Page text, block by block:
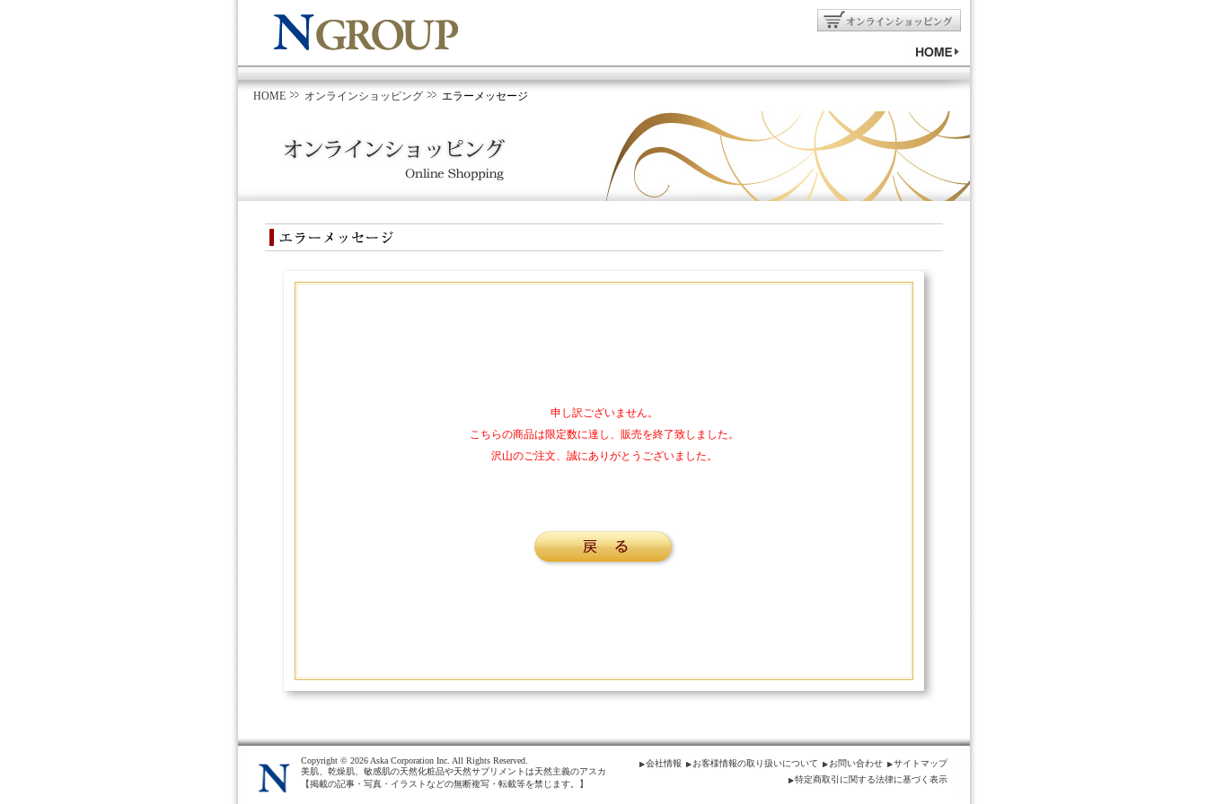
HOME オンラインショッピング エラーメッセージ
申し訳ございません。
こちらの商品は限定数に達し、販売を終了致しました。
沢山のご注文、誠にありがとうございました。
サイトマップ
お問い合わせ
お客様情報の取り扱いについて
会社情報
特定商取引に関する法律に基づく表示
Copyright © 2026 Aska Corporation Inc. All Rights Reserved.
美肌、乾燥肌、敏感肌の天然化粧品や天然サプリメントは天然主義のアスカ
【掲載の記事・写真・イラストなどの無断複写・転載等を禁じます。】